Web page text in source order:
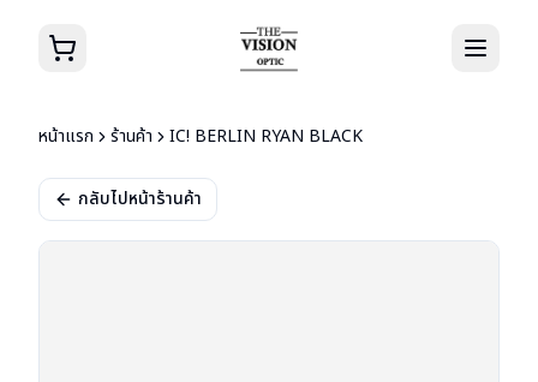
หน้าแรก ร้านค้า IC! BERLIN RYAN BLACK
กลับไปหน้าร้านค้า